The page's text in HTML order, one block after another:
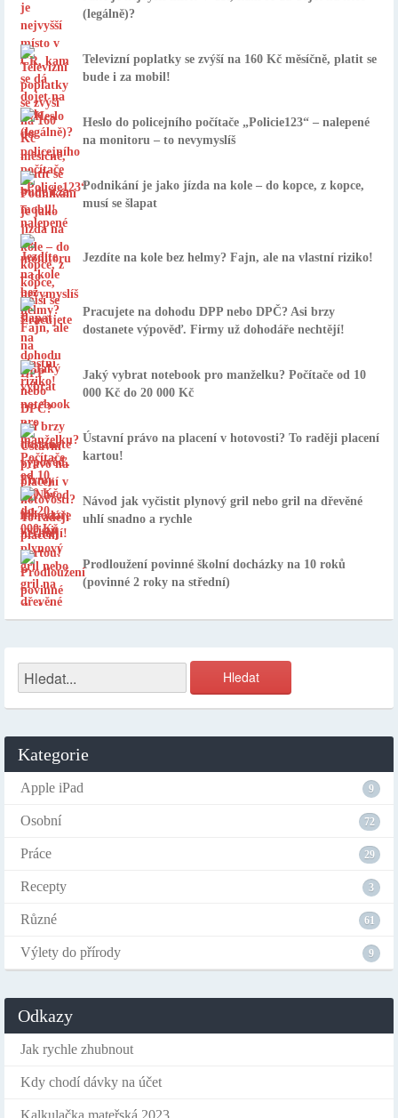
(legálně)?
Televizní poplatky se zvýší na 160 Kč měsíčně, platit se
bude i za mobil!
Heslo do policejního počítače „Policie123“ – nalepené
na monitoru – to nevymyslíš
Podnikání je jako jízda na kole – do kopce, z kopce,
musí se šlapat
Jezdíte na kole bez helmy? Fajn, ale na vlastní riziko!
Pracujete na dohodu DPP nebo DPČ? Asi brzy
dostanete výpověď. Firmy už dohodáře nechtějí!
Jaký vybrat notebook pro manželku? Počítače od 10
000 Kč do 20 000 Kč
Ústavní právo na placení v hotovosti? To raději placení
kartou!
Návod jak vyčistit plynový gril nebo gril na dřevěné
uhlí snadno a rychle
Prodloužení povinné školní docházky na 10 roků
(povinné 2 roky na střední)
Kategorie
Apple iPad 9
Osobní 72
Práce 29
Recepty 3
Různé 61
Výlety do přírody 9
Odkazy
Jak rychle zhubnout
Kdy chodí dávky na účet
Kalkulačka mateřská 2023